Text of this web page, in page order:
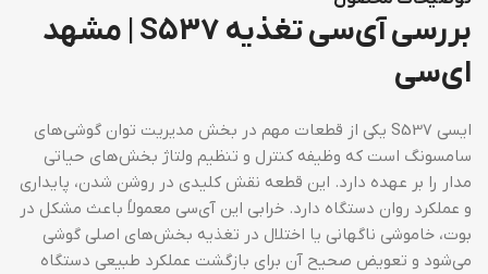
بررسی آی‌سی تغذیه S537 | مشهد
ای‌سی
ایسی S537 یکی از قطعات مهم در بخش مدیریت توان گوشی‌های
سامسونگ است که وظیفه کنترل و تنظیم ولتاژ بخش‌های حیاتی
مدار را بر عهده دارد. این قطعه نقش کلیدی در روشن شدن، پایداری
و عملکرد روان دستگاه دارد. خرابی این آی‌سی معمولاً باعث مشکل در
بوت، خاموشی ناگهانی یا اختلال در تغذیه بخش‌های اصلی گوشی
می‌شود و تعویض صحیح آن برای بازگشت عملکرد طبیعی دستگاه